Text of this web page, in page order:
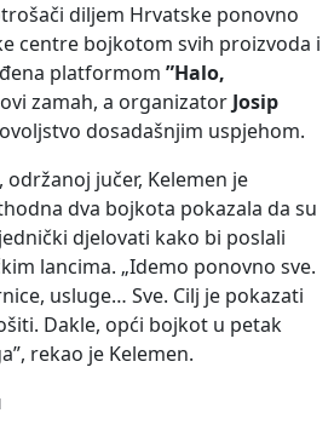
diljem Hrvatske ponovno
centre bojkotom svih proizvoda i
platformom ”Halo,
zamah, a organizator Josip
dosadašnjim uspjehom.
jučer, Kelemen je
dva bojkota pokazala da su
djelovati kako bi poslali
lancima. „Idemo ponovno sve.
usluge… Sve. Cilj je pokazati
Dakle, opći bojkot u petak
rekao je Kelemen.